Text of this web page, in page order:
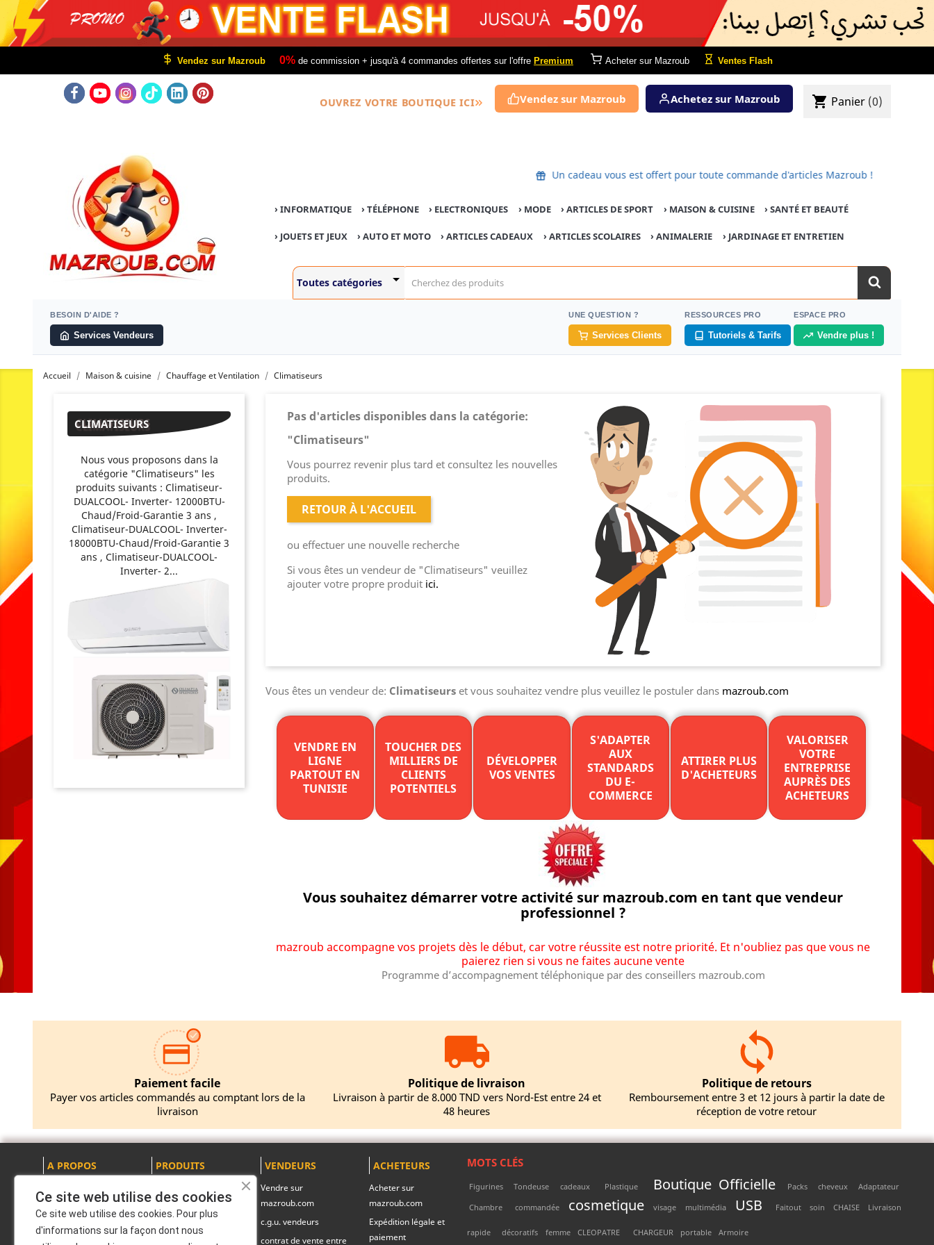
Vendez sur Mazroub 0% de commission + jusqu'à 4 commandes offertes sur l'offre Premium Acheter sur Mazroub Ventes Flash
OUVREZ VOTRE BOUTIQUE ICI Vendez sur Mazroub Achetez sur Mazroub shopping_cart Panier (0)
Un cadeau vous est offert pour toute commande d'articles Mazroub !
› INFORMATIQUE ›TÉLÉPHONE › ELECTRONIQUES › MODE ›ARTICLES DE SPORT › MAISON & CUISINE › SANTÉ ET BEAUTÉ
› JOUETS ET JEUX ›AUTO ET MOTO › ARTICLES CADEAUX › ARTICLES SCOLAIRES ›ANIMALERIE › JARDINAGE ET ENTRETIEN
BESOIN D'AIDE ?
Services Vendeurs
UNE QUESTION ?
Services Clients
RESSOURCES PRO
Tutoriels & Tarifs
ESPACE PRO
Vendre plus !
Accueil Maison & cuisine Chauffage et Ventilation Climatiseurs
CLIMATISEURS
Nous vous proposons dans la
catégorie "Climatiseurs" les
produits suivants : Climatiseur-
DUALCOOL- Inverter- 12000BTU-
Chaud/Froid-Garantie 3 ans ,
Climatiseur-DUALCOOL- Inverter-
18000BTU-Chaud/Froid-Garantie 3
ans , Climatiseur-DUALCOOL-
Inverter- 2...
Pas d'articles disponibles dans la catégorie:
"Climatiseurs"
Vous pourrez revenir plus tard et consultez les nouvelles
produits.
RETOUR À L'ACCUEIL
ou effectuer une nouvelle recherche
Si vous êtes un vendeur de "Climatiseurs" veuillez
ajouter votre propre produit ici.
Vous êtes un vendeur de: Climatiseurs et vous souhaitez vendre plus veuillez le postuler dans mazroub.com
VENDRE EN
LIGNE
PARTOUT EN
TUNISIE
TOUCHER DES
MILLIERS DE
CLIENTS
POTENTIELS
DÉVELOPPER
VOS VENTES
S'ADAPTER
AUX
STANDARDS
DU E-
COMMERCE
ATTIRER PLUS
D'ACHETEURS
VALORISER
VOTRE
ENTREPRISE
AUPRÈS DES
ACHETEURS
Vous souhaitez démarrer votre activité sur mazroub.com en tant que vendeur
professionnel ?
mazroub accompagne vos projets dès le début, car votre réussite est notre priorité. Et n'oubliez pas que vous ne
paierez rien si vous ne faites aucune vente
Programme d’accompagnement téléphonique par des conseillers mazroub.com
Paiement facile
Payer vos articles commandés au comptant lors de la
livraison
Politique de livraison
Livraison à partir de 8.000 TND vers Nord-Est entre 24 et
48 heures
Politique de retours
Remboursement entre 3 et 12 jours à partir la date de
réception de votre retour
A PROPOS
Politique de
confidentialité
PRODUITS
Pack produits
VENDEURS
Vendre sur
mazroub.com
c.g.u. vendeurs
contrat de vente entre
ACHETEURS
Acheter sur
mazroub.com
Expédition légale et
paiement
MOTS CLÉS
Figurines Tondeuse cadeaux Plastique Boutique Officielle Packs cheveux
Adaptateur
Chambre
commandée cosmetique visage multimédia USB Faitout soin CHAISE Livraison
rapide décoratifs femme CLEOPATRE CHARGEUR portable Armoire
Ce site web utilise des cookies
Ce site web utilise des cookies. Pour plus
d'informations sur la façon dont nous